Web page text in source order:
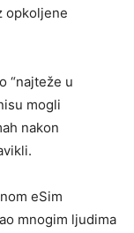
opkoljene
“najteže u
mogli
nakon
eSim
mnogim ljudima